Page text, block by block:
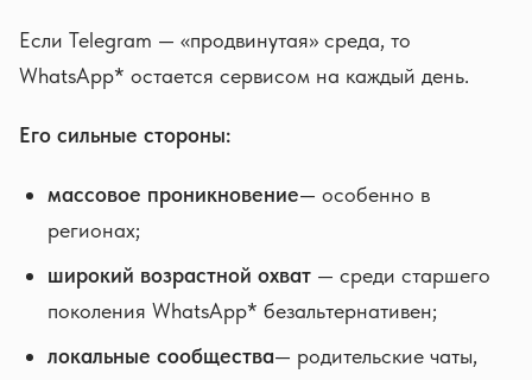
Если Telegram — «продвинутая» среда, то
WhatsApp* остается сервисом на каждый день.
Его сильные стороны:
массовое проникновение— особенно в
регионах;
широкий возрастной охват — среди старшего
поколения WhatsApp* безальтернативен;
локальные сообщества— родительские чаты,